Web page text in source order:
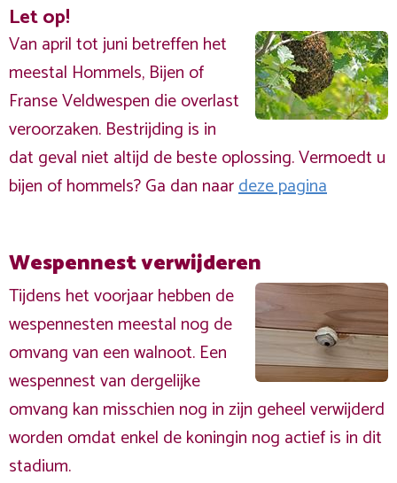
Let op!
Van april tot juni betreffen het
meestal Hommels, Bijen of
Franse Veldwespen die overlast
veroorzaken. Bestrijding is in
dat geval niet altijd de beste oplossing. Vermoedt u
bijen of hommels? Ga dan naardeze pagina
Wespennest verwijderen
Tijdens het voorjaar hebben de
wespennesten meestal nog de
omvang van een walnoot. Een
wespennest van dergelijke
omvang kan misschien nog in zijn geheel verwijderd
worden omdat enkel de koningin nog actief is in dit
stadium.